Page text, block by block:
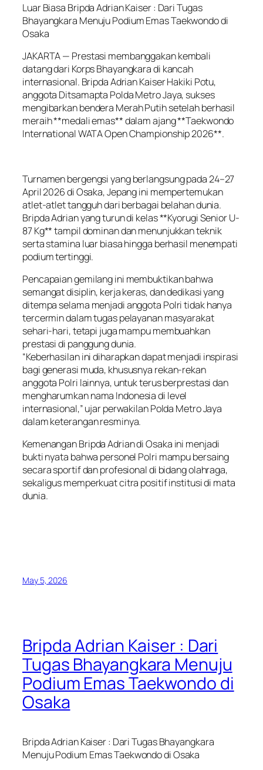
Luar Biasa Bripda Adrian Kaiser : Dari Tugas
Bhayangkara Menuju Podium Emas Taekwondo di
Osaka
JAKARTA — Prestasi membanggakan kembali
datang dari Korps Bhayangkara di kancah
internasional. Bripda Adrian Kaiser Hakiki Potu,
anggota Ditsamapta Polda Metro Jaya, sukses
mengibarkan bendera Merah Putih setelah berhasil
meraih **medali emas** dalam ajang **Taekwondo
International WATA Open Championship 2026**.
Turnamen bergengsi yang berlangsung pada 24–27
April 2026 di Osaka, Jepang ini mempertemukan
atlet-atlet tangguh dari berbagai belahan dunia.
Bripda Adrian yang turun di kelas **Kyorugi Senior U-
87 Kg** tampil dominan dan menunjukkan teknik
serta stamina luar biasa hingga berhasil menempati
podium tertinggi.
Pencapaian gemilang ini membuktikan bahwa
semangat disiplin, kerja keras, dan dedikasi yang
ditempa selama menjadi anggota Polri tidak hanya
tercermin dalam tugas pelayanan masyarakat
sehari-hari, tetapi juga mampu membuahkan
prestasi di panggung dunia.
“Keberhasilan ini diharapkan dapat menjadi inspirasi
bagi generasi muda, khususnya rekan-rekan
anggota Polri lainnya, untuk terus berprestasi dan
mengharumkan nama Indonesia di level
internasional,” ujar perwakilan Polda Metro Jaya
dalam keterangan resminya.
Kemenangan Bripda Adrian di Osaka ini menjadi
bukti nyata bahwa personel Polri mampu bersaing
secara sportif dan profesional di bidang olahraga,
sekaligus memperkuat citra positif institusi di mata
dunia.
May 5, 2026
Bripda Adrian Kaiser : Dari
Tugas Bhayangkara Menuju
Podium Emas Taekwondo di
Osaka
Bripda Adrian Kaiser : Dari Tugas Bhayangkara
Menuju Podium Emas Taekwondo di Osaka